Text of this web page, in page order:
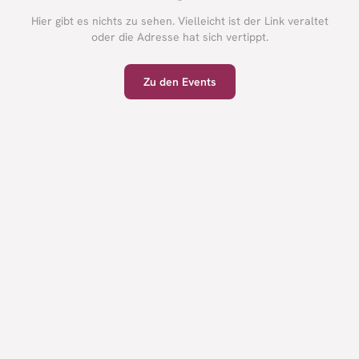
Hier gibt es nichts zu sehen. Vielleicht ist der Link veraltet
oder die Adresse hat sich vertippt.
Zu den Events